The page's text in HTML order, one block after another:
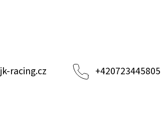
jk-racing.cz +420723445805